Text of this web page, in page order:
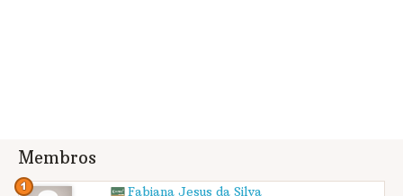
Membros
Fabiana Jesus da Silva